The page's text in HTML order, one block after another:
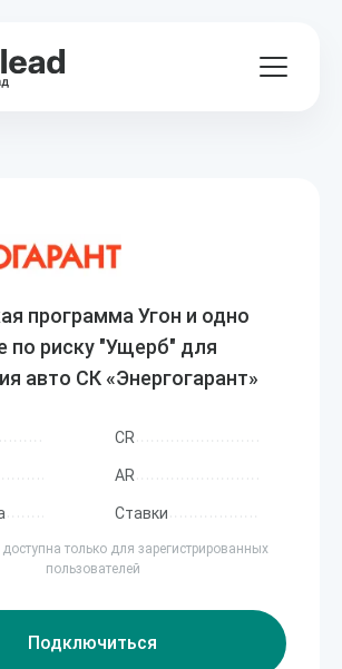
программа Угон и одно
по риску "Ущерб" для
авто СК «Энергогарант»
CR
AR
Ставки
только для зарегистрированных
пользователей
Подключиться